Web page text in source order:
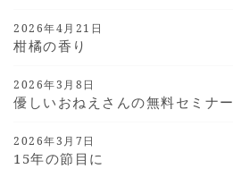
2026年4月21日
柑橘の香り
2026年3月8日
優しいおねえさんの無料セミナー
2026年3月7日
15年の節目に